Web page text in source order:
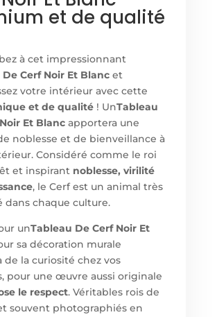
et de qualité
à cet impressionnant
Cerf Noir Et Blancet
votre intérieur avec cette
et de qualité! UnTableau
Et Blanc apportera une
noblesse et de bienveillance à
Considéré comme le roi
et inspirant noblesse, virilité
, le Cerf est un animal très
dans chaque culture.
unTableau De Cerf Noir Et
sa décoration murale
de la curiosité chez vos
pour une œuvre aussi originale
le respect. Véritables rois de
souvent photographiés en